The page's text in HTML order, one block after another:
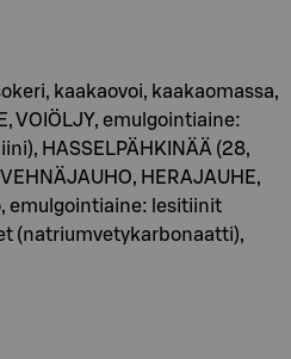
kaakaovoi, kaakaomassa,
VOIÖLJY, emulgointiaine:
HASSELPÄHKINÄÄ (28,
HERAJAUHE,
emulgointiaine: lesitiinit
(natriumvetykarbonaatti),